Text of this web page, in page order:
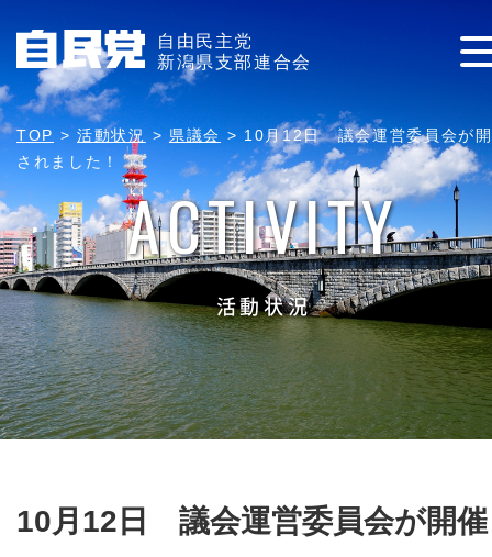
自由民主党
新潟県支部連合会
TOP >活動状況 > 県議会 >10月12日 議会運営委員会が
されました！
ACTIVITY
活動状況
10月12日 議会運営委員会が開催